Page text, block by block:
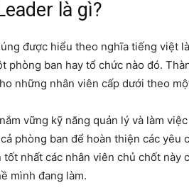
là gì?
được hiểu theo nghĩa tiếng việt
phòng ban hay tổ chức nào đó.
những nhân viên cấp dưới theo
vững kỹ năng quản lý và làm
phòng ban để hoàn thiện các yêu
tốt nhất các nhân viên chủ chốt
mình đang làm.